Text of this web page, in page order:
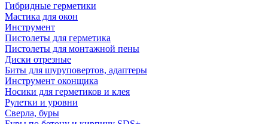
Гибридные герметики
Мастика для окон
Инструмент
Пистолеты для герметика
Пистолеты для монтажной пены
Диски отрезные
Биты для шуруповертов, адаптеры
Инструмент оконщика
Носики для герметиков и клея
Рулетки и уровни
Сверла, буры